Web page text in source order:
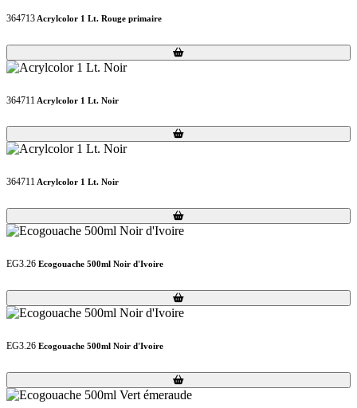
364713 Acrylcolor 1 Lt. Rouge primaire
Loading...
Loading...
364711 Acrylcolor 1 Lt. Noir
Loading...
Loading...
364711Acrylcolor 1 Lt. Noir
Loading...
Loading...
EG3.26 Ecogouache 500ml Noir d'Ivoire
Loading...
Loading...
EG3.26 Ecogouache 500ml Noir d'Ivoire
Loading...
Loading...